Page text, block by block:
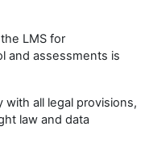
LMS for
and assessments is
with all legal provisions,
law and data